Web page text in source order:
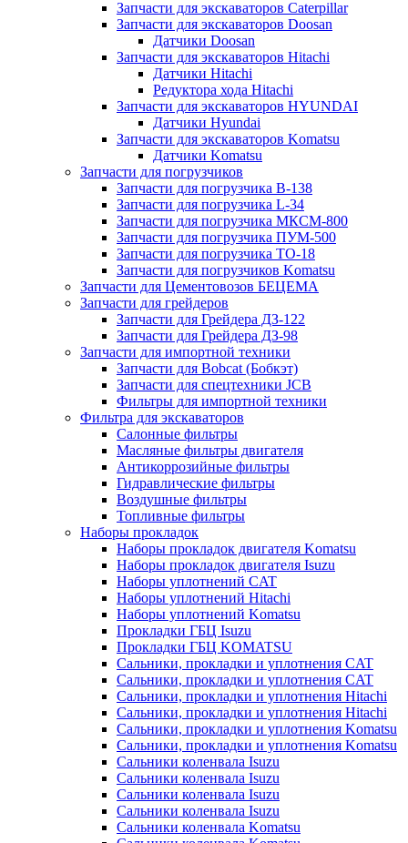
Запчасти для экскаваторов Caterpillar
Запчасти для экскаваторов Doosan
Датчики Doosan
Запчасти для экскаваторов Hitachi
Датчики Hitachi
Редуктора хода Hitachi
Запчасти для экскаваторов HYUNDAI
Датчики Hyundai
Запчасти для экскаваторов Komatsu
Датчики Komatsu
Запчасти для погрузчиков
Запчасти для погрузчика B-138
Запчасти для погрузчика L-34
Запчасти для погрузчика МКСМ-800
Запчасти для погрузчика ПУМ-500
Запчасти для погрузчика ТО-18
Запчасти для погрузчиков Komatsu
Запчасти для Цементовозов БЕЦЕМА
Запчасти для грейдеров
Запчасти для Грейдера ДЗ-122
Запчасти для Грейдера ДЗ-98
Запчасти для импортной техники
Запчасти для Bobcat (Бобкэт)
Запчасти для спецтехники JCB
Фильтры для импортной техники
Фильтра для экскаваторов
Салонные фильтры
Масляные фильтры двигателя
Антикоррозийные фильтры
Гидравлические фильтры
Воздушные фильтры
Топливные фильтры
Наборы прокладок
Наборы прокладок двигателя Komatsu
Наборы прокладок двигателя Isuzu
Наборы уплотнений CAT
Наборы уплотнений Hitachi
Наборы уплотнений Komatsu
Прокладки ГБЦ Isuzu
Прокладки ГБЦ KOMATSU
Сальники, прокладки и уплотнения CAT
Сальники, прокладки и уплотнения CAT
Сальники, прокладки и уплотнения Hitachi
Сальники, прокладки и уплотнения Hitachi
Сальники, прокладки и уплотнения Komatsu
Сальники, прокладки и уплотнения Komatsu
Сальники коленвала Isuzu
Сальники коленвала Isuzu
Сальники коленвала Isuzu
Сальники коленвала Isuzu
Сальники коленвала Komatsu